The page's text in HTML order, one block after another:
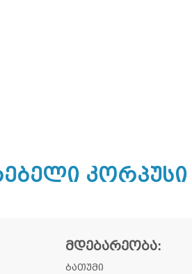
Კორპუსი
ᲛᲓᲔᲑᲐᲠᲔᲝᲑᲐ:
ბათუმი